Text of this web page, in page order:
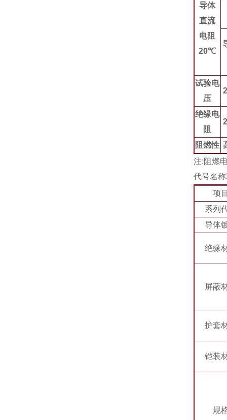
导体
直流
电阻
20℃
试验电
压
绝缘电
阻
阻燃性
注:阻燃
代号名
项
系列
导体
绝缘
屏蔽
护套
铠装
规